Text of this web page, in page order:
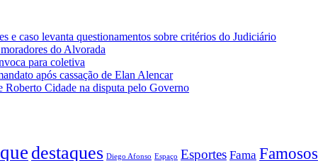
e caso levanta questionamentos sobre critérios do Judiciário
do Alvorada
para coletiva
após cassação de Elan Alencar
Roberto Cidade na disputa pelo Governo
destaques Diego Afonso Espaço Esportes Fama Famosos